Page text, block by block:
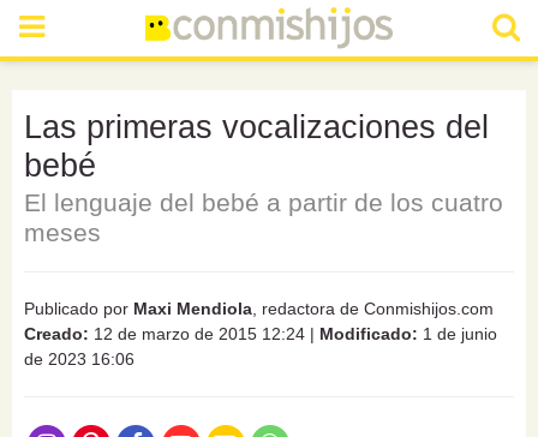
Las primeras vocalizaciones del
bebé
El lenguaje del bebé a partir de los cuatro
meses
Publicado por Maxi Mendiola , redactora de Conmishijos.com
Creado: 12 de marzo de 2015 12:24 | Modificado: 1 de junio
de 2023 16:06